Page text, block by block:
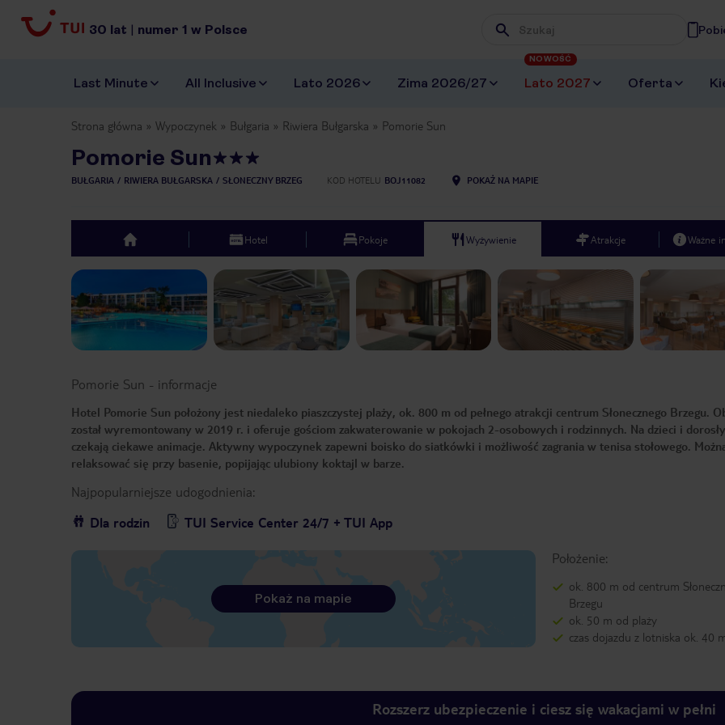
30 lat | numer 1 w Polsce Wpisz frazę, której szukasz
Last Minute All Inclusive Lato 2026 Zima 2026/27 Lato 2027
NOWOŚĆ
Oferta
Strona główna Wypoczynek Bułgaria Riwiera Bułgarska Pomorie Sun
Pomorie Sun
BUŁGARIA RIWIERA BUŁGARSKA SŁONECZNY BRZEG KOD HOTELU BOJ11082 POKAŻ NA MAPIE
top Hotel Pokoje Wyżywienie Atrakcje Ważne
Pomorie Sun - informacje
Hotel Pomorie Sun położony jest niedaleko piaszczystej plaży, ok. 800 m od pełnego atrakcji centrum Słonecznego Brzegu.
został wyremontowany w 2019 r. i oferuje gościom zakwaterowanie w pokojach 2-osobowych i rodzinnych. Na dzieci i
czekają ciekawe animacje. Aktywny wypoczynek zapewni boisko do siatkówki i możliwość zagrania w tenisa stołowego.
relaksować się przy basenie, popijając ulubiony koktajl w barze.
Najpopularniejsze udogodnienia:
Dla rodzin
TUI Service Center 24/7 + TUI App
Położenie:
ok. 800 m od centrum
Brzegu
ok. 50 m od plaży
czas dojazdu z lotniska ok. 40
Pokaż na mapie
Rozszerz ubezpieczenie i ciesz się wakacjami w pełni